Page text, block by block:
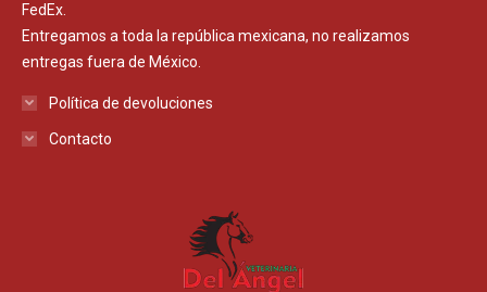
FedEx.
Entregamos a toda la república mexicana, no realizamos
entregas fuera de México.
Política de devoluciones
Contacto